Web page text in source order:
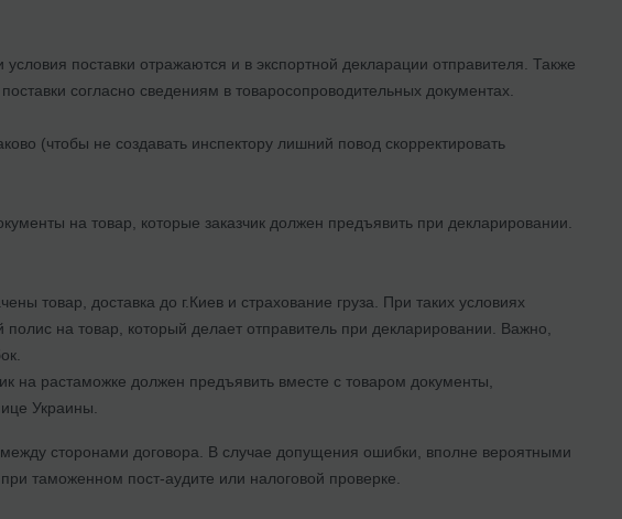
поставки отражаются и в экспортной декларации отправителя. Также
согласно сведениям в товаросопроводительных документах.
(чтобы не создавать инспектору лишний повод скорректировать
на товар, которые заказчик должен предъявить при декларировании.
товар, доставка до г.Киев и страхование груза. При таких условиях
полис на товар, который делает отправитель при декларировании. Важно,
на растаможке должен предъявить вместе с товаром документы,
Украины.
сторонами договора. В случае допущения ошибки, вполне вероятными
таможенном пост-аудите или налоговой проверке.